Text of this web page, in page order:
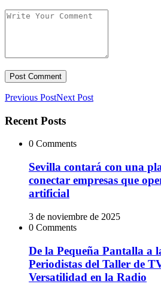
Previous PostNext Post
Recent Posts
0 Comments
Sevilla contará con una
conectar empresas que
artificial
3 de noviembre de 2025
0 Comments
De la Pequeña Pantalla a
Periodistas del Taller de
Versatilidad en la Radio